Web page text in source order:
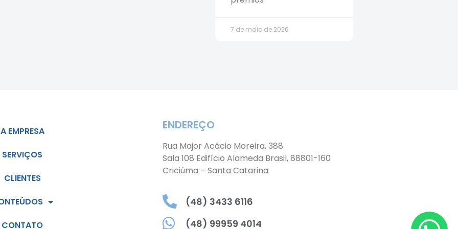
7 de maio de 2026
A EMPRESA
SERVIÇOS
CLIENTES
CONTATO
ENDEREÇO
Rua Major Acácio Moreira, 388
Sala 108 Edifício Alameda Brasil, 88801-160
Criciúma – Santa Catarina
(48) 3433 6116
(48) 99959 4014